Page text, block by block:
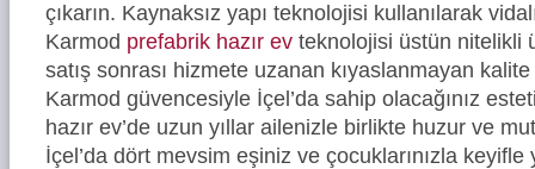
çıkarın. Kaynaksız yapı teknolojisi kullanılarak
Karmod prefabrik hazır ev teknolojisi üstün nitelikli
satış sonrası hizmete uzanan kıyaslanmayan kalite
Karmod güvencesiyle İçel’da sahip olacağınız
hazır ev’de uzun yıllar ailenizle birlikte huzur ve
İçel’da dört mevsim eşiniz ve çocuklarınızla keyifle